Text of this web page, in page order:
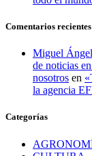
Comentarios recientes
Miguel Ángel
de noticias
nosotros en
la agencia
Categorías